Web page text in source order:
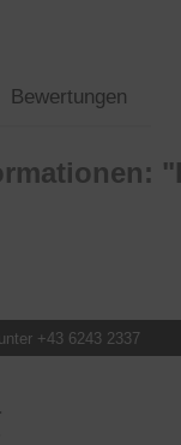
Bewertungen
+43 6243 2337